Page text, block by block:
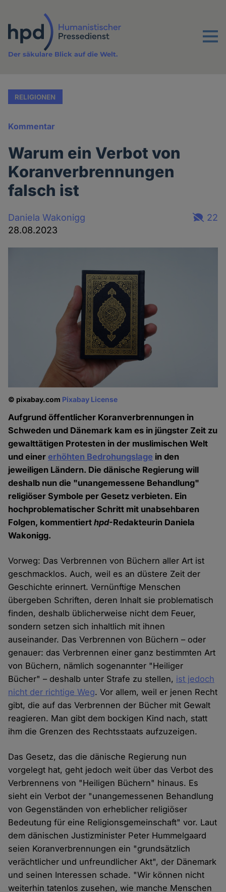
Inhalt
Menu
Der säkulare Blick auf die Welt.
RELIGIONEN
Kommentar
Warum ein Verbot von
Koranverbrennungen
falsch ist
Daniela Wakonigg
28.08.2023
22
© pixabay.com Pixabay License
Aufgrund öffentlicher Koranverbrennungen in
Schweden und Dänemark kam es in jüngster Zeit zu
gewalttätigen Protesten in der muslimischen Welt
und einererhöhten Bedrohungslage in den
jeweiligen Ländern. Die dänische Regierung will
deshalb nun die "unangemessene Behandlung"
religiöser Symbole per Gesetz verbieten. Ein
hochproblematischer Schritt mit unabsehbaren
Folgen, kommentierthpd-Redakteurin Daniela
Wakonigg.
Vorweg: Das Verbrennen von Büchern aller Art ist
geschmacklos. Auch, weil es an düstere Zeit der
Geschichte erinnert. Vernünftige Menschen
übergeben Schriften, deren Inhalt sie problematisch
finden, deshalb üblicherweise nicht dem Feuer,
sondern setzen sich inhaltlich mit ihnen
auseinander. Das Verbrennen von Büchern – oder
genauer: das Verbrennen einer ganz bestimmten Art
von Büchern, nämlich sogenannter "Heiliger
Bücher" – deshalb unter Strafe zu stellen, ist jedoch
nicht der richtige Weg. Vor allem, weil er jenen Recht
gibt, die auf das Verbrennen der Bücher mit Gewalt
reagieren. Man gibt dem bockigen Kind nach, statt
ihm die Grenzen des Rechtsstaats aufzuzeigen.
Das Gesetz, das die dänische Regierung nun
vorgelegt hat, geht jedoch weit über das Verbot des
Verbrennens von "Heiligen Büchern" hinaus. Es
sieht ein Verbot der "unangemessenen Behandlung
von Gegenständen von erheblicher religiöser
Bedeutung für eine Religionsgemeinschaft" vor. Laut
dem dänischen Justizminister Peter Hummelgaard
seien Koranverbrennungen ein "grundsätzlich
verächtlicher und unfreundlicher Akt", der Dänemark
und seinen Interessen schade. "Wir können nicht
weiterhin tatenlos zusehen, wie manche Menschen